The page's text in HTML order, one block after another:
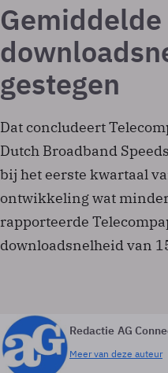
Gemiddelde
gestegen
Dat concludeert
Dutch Broadband
bij het eerste kwartaal
ontwikkeling wat
rapporteerde
downloadsnelheid van
Redactie AG
Meer van deze auteur